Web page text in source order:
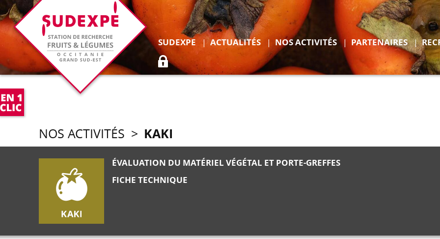
SUDEXPE Déplier
ACTUALITÉS NOS ACTIVITÉSDéplierPARTENAIRES
ACCÈS ADHÉRENTS
NOS ACTIVITÉS > KAKI
ÉVALUATION DU MATÉRIEL VÉGÉTAL ET PORTE-GREFFES
FICHE TECHNIQUE